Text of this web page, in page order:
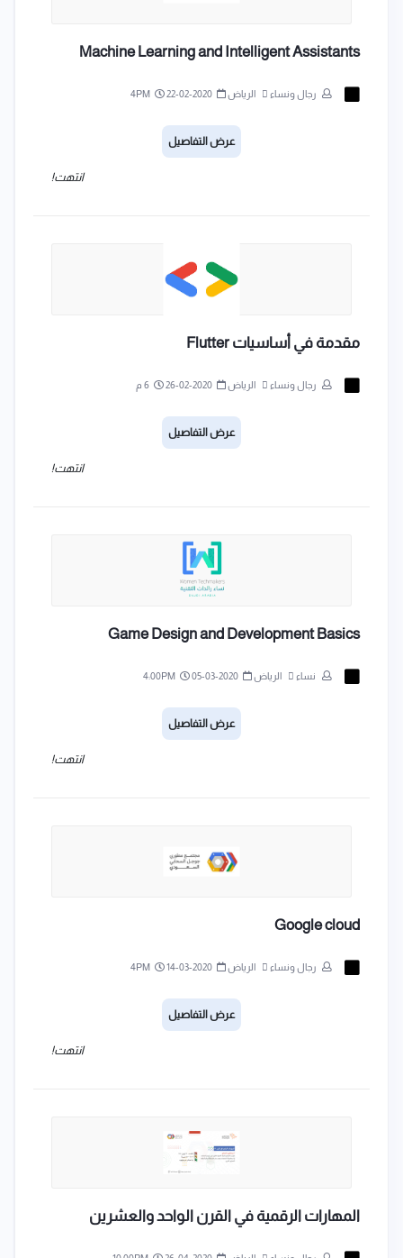
Machine Learning and Intelligent Assistants
رجال ونساء الرياض 2020-02-22
4PM
عرض التفاصيل
انتهت!
مقدمة في أساسيات Flutter
رجال ونساء الرياض 2020-02-26 6 م
عرض التفاصيل
انتهت!
Game Design and Development Basics
نساء الرياض 2020-03-05
4:00PM
عرض التفاصيل
انتهت!
Google cloud
رجال ونساء الرياض 2020-03-14
4PM
عرض التفاصيل
انتهت!
المهارات الرقمية في القرن الواحد والعشرين